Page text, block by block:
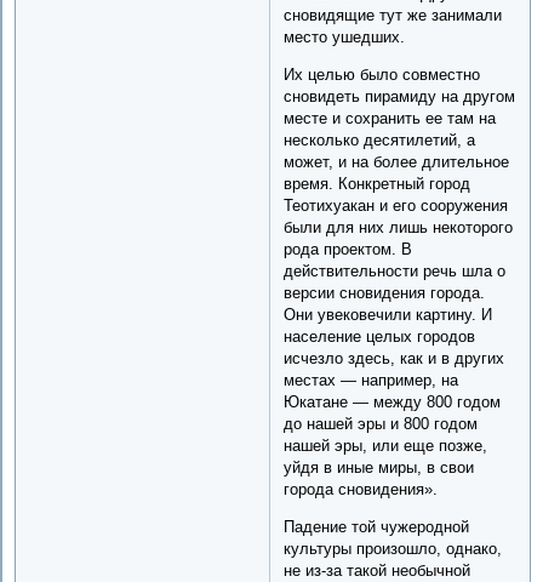
сновидящие тут же занимали
место ушедших.
Их целью было совместно
сновидеть пирамиду на другом
месте и сохранить ее там на
несколько десятилетий, а
может, и на более длительное
время. Конкретный город
Теотихуакан и его сооружения
были для них лишь некоторого
рода проектом. В
действительности речь шла о
версии сновидения города.
Они увековечили картину. И
население целых городов
исчезло здесь, как и в других
местах — например, на
Юкатане — между 800 годом
до нашей эры и 800 годом
нашей эры, или еще позже,
уйдя в иные миры, в свои
города сновидения».
Падение той чужеродной
культуры произошло, однако,
не из-за такой необычной